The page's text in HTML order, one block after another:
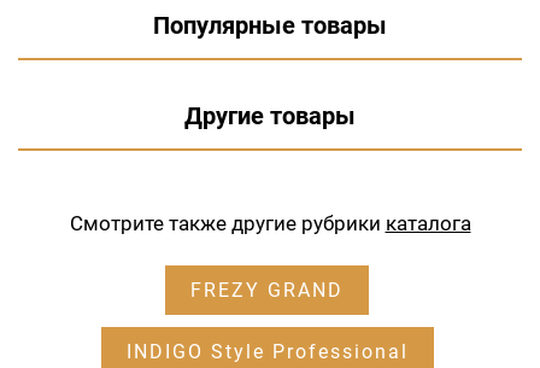
Популярные товары
Другие товары
Смотрите также другие рубрики каталога
FREZY GRAND
INDIGO Style Professional